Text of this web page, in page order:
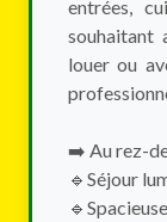
entrées,
souhaitant
louer ou
➡️ Au rez-
🔹Séjour